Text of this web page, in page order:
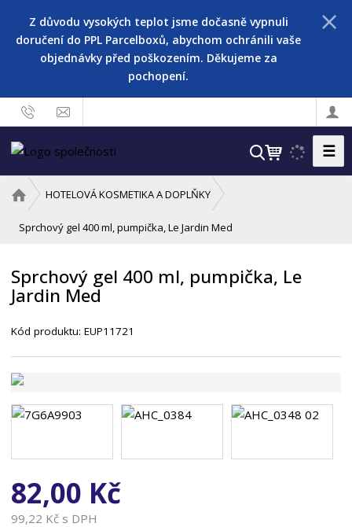
Z důvodu vysokých teplot jsme dočasně vypnuli
doručení do PPL Parcelboxů, abychom ochránili vaše
objednávky před poškozením. Děkujeme za
pochopení.
V
t
☰
v
o
í
s
r
HOTELOVÁ KOSMETIKA A DOPLŇKY
Sprchový gel 400 ml, pumpička, Le Jardin Med
Sprchový gel 400 ml, pumpička, Le
Jardin Med
Kód produktu:EUP11721
82,00 Kč
99,22 Kč s DPH